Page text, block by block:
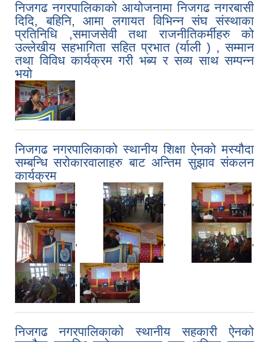
निजगढ नगरपालिकाको आयोजनामा निजगढ नगरबासी
दिदि, बहिनि, आमा लगायत विभिन्न संघ संस्थाका
प्रतिनिधि ,समाजसेवी तथा राजनीतिकर्मीहरु को
उल्लेखीय सहभागिता सहित प्रभात (र्याली ) , सम्मान
तथा विविध कार्यक्रम गरी भब्य र सव्य साथ सम्पन्न
भयो
निजगढ नगरपालिकाको स्थानीय शिक्षा ऐनको मस्यौदा
सम्बन्धि सरोकारवालाहरु बाट अन्तिम सुझाव संकलन
कार्यक्रम
, , ,
, , ,
,
निजगढ नगरपालिकाको स्थानीय सहकारी ऐनको